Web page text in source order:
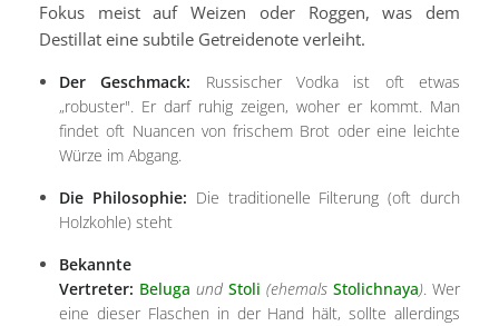
Fokus meist auf Weizen oder Roggen, was dem
Destillat eine subtile Getreidenote verleiht.
Der Geschmack: Russischer Vodka ist oft etwas
„robuster". Er darf ruhig zeigen, woher er kommt. Man
findet oft Nuancen von frischem Brot oder eine leichte
Würze im Abgang.
Die Philosophie: Die traditionelle Filterung (oft durch
Holzkohle) steht
Bekannte
Vertreter: Beluga und Stoli (ehemals Stolichnaya). Wer
eine dieser Flaschen in der Hand hält, sollte allerdings